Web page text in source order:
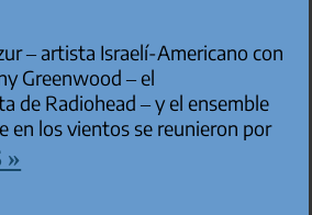
– artista Israelí-Americano con
Greenwood – el
de Radiohead – y el ensemble
en los vientos se reunieron por
»